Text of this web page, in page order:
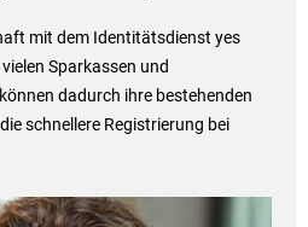
mit dem Identitätsdienst yes
Sparkassen und
dadurch ihre bestehenden
schnellere Registrierung bei